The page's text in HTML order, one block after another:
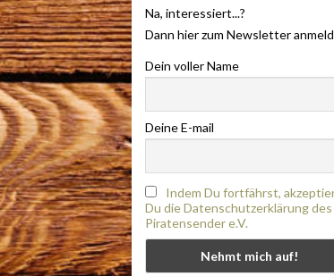
Na, interessiert...?
Dann hier zum Newsletter
Dein voller Name
Deine E-mail
Indem Du fortfährst,
Du die Datenschutzerklärung des
Piratensender e.V.